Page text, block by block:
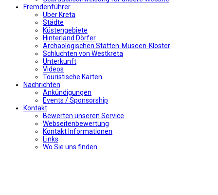
Fremdenführer
Uber Kreta
Städte
Küstengebiete
Hinterland Dörfer
Archäologischen Stätten-Museen-Klöster
Schluchten von Westkreta
Unterkunft
Videos
Touristische Karten
Nachrichten
Ankündigungen
Events / Sponsorship
Kontakt
Bewerten unseren Service
Webseitenbewertung
Kontakt Informationen
Links
Wo Sie uns finden